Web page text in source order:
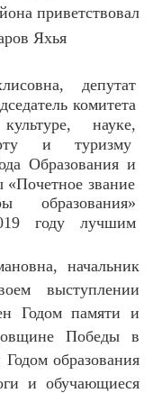
приветствовал
Яхья
депутат
комитета
науке,
и туризму
Образования и
«Почетное звание
образования»
году лучшим
начальник
выступлении
Годом памяти и
Победы в
образования
и обучающиеся